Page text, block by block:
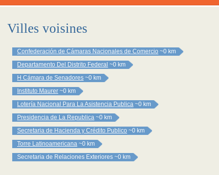
Villes voisines
Confederación de Cámaras Nacionales de Comercio ~0 km
Departamento Del Distrito Federal ~0 km
H Cámara de Senadores ~0 km
Instituto Maurer ~0 km
Lotería Nacional Para La Asistencia Publica ~0 km
Presidencia de La Republica ~0 km
Secretaria de Hacienda y Crédito Publico ~0 km
Torre Latinoamericana ~0 km
Secretaria de Relaciones Exteriores ~0 km